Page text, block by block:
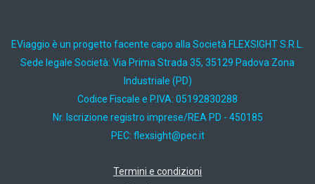
EViaggio è un progetto facente capo alla Società FLEXSIGHT S.R.L.
Sede legale Società: Via Prima Strada 35, 35129 Padova Zona
Industriale (PD)
Codice Fiscale e P.IVA: 05192830288
Nr. Iscrizione registro imprese/REA PD - 450185
PEC: ti.cep@thgisxelf
Termini e condizioni